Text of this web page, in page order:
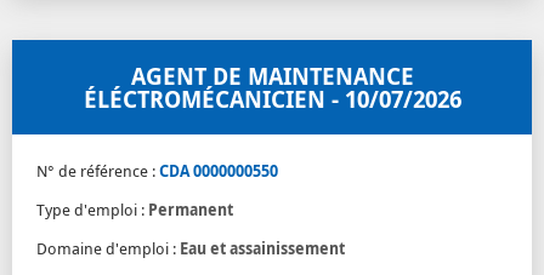
AGENT DE MAINTENANCE
ÉLÉCTROMÉCANICIEN - 10/07/2026
N° de référence :CDA 0000000550
Type d'emploi : Permanent
Domaine d'emploi : Eau et assainissement